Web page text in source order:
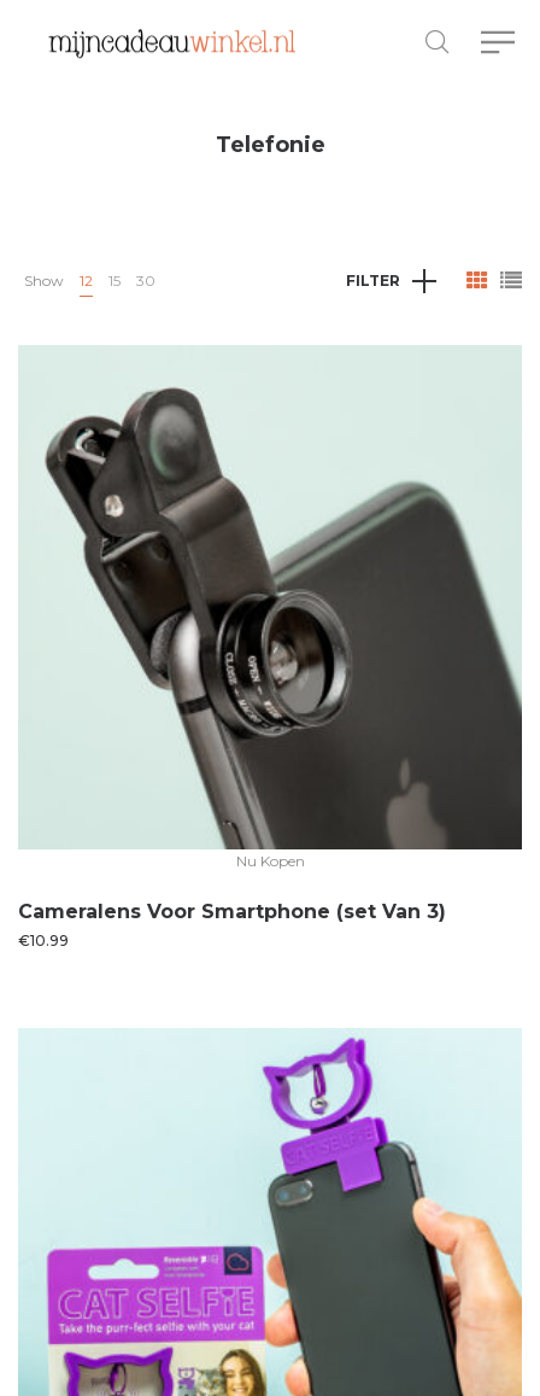
Telefonie
Show 12 15 30 FILTER
Nu Kopen
Cameralens Voor Smartphone (set Van 3)
€10.99